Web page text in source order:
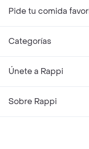
Pide tu comida
Categorías
Únete a Rappi
Sobre Rappi